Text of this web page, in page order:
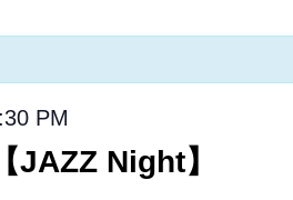
PM
JAZZ Night】